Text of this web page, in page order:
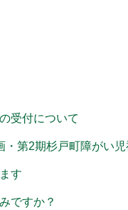
受付について
・第2期杉戸町障がい
す
ですか？